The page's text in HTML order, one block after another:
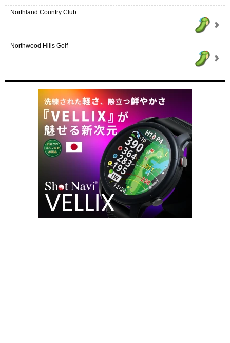
Northland Country Club
Northwood Hills Golf